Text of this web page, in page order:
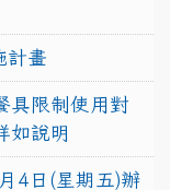
計畫
具限制使用對
如說明
4日(星期五)辦